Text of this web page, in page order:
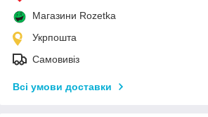
Магазини Rozetka
Укрпошта
Самовивіз
Всі умови доставки